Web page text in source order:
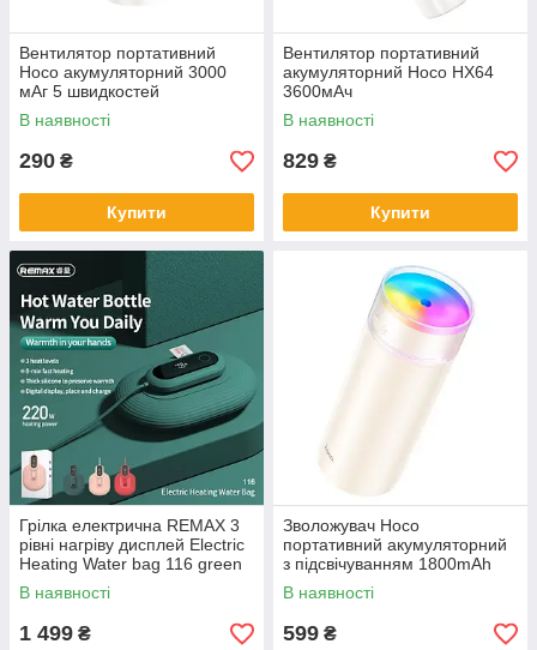
Вентилятор портативний
Hoco акумуляторний 3000
мАг 5 швидкостей
В наявності
290 ₴
Купити
Вентилятор портативний
акумуляторний Hoco HX64
3600мАч
В наявності
829 ₴
Купити
Грілка електрична REMAX 3
рівні нагріву дисплей Electric
Heating Water bag 116 green
В наявності
1 499 ₴
Зволожувач Hoco
портативний акумуляторний
з підсвічуванням 1800mAh
500мл HX32
В наявності
599 ₴